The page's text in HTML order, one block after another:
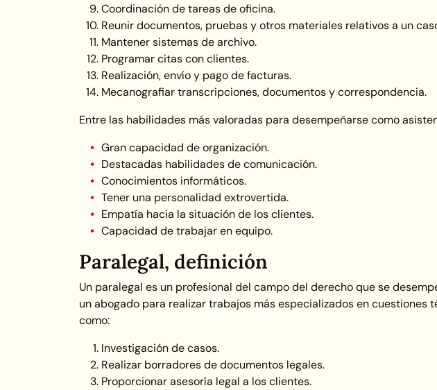
Coordinación de tareas de oficina.
Reunir documentos, pruebas y otros materiales relativos a un
Mantener sistemas de archivo.
Programar citas con clientes.
Realización, envío y pago de facturas.
Mecanografiar transcripciones, documentos y correspondencia.
Entre las habilidades más valoradas para desempeñarse como
Gran capacidad de organización.
Destacadas habilidades de comunicación.
Conocimientos informáticos.
Tener una personalidad extrovertida.
Empatía hacia la situación de los clientes.
Capacidad de trabajar en equipo.
Paralegal, definición
Un paralegal es un profesional del campo del derecho que se
un abogado para realizar trabajos más especializados en cuestiones
como:
Investigación de casos.
Realizar borradores de documentos legales.
Proporcionar asesoría legal a los clientes.